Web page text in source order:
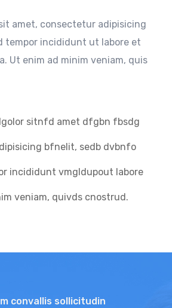
amet, consectetur adipisicing
tempor incididunt ut labore et
Ut enim ad minim veniam, quis
sitnfd amet dfgbn fbsdg
bfnelit, sedb dvbnfo
incididunt vmgldupout labore
veniam, quivds cnostrud.
convallis sollicitudin